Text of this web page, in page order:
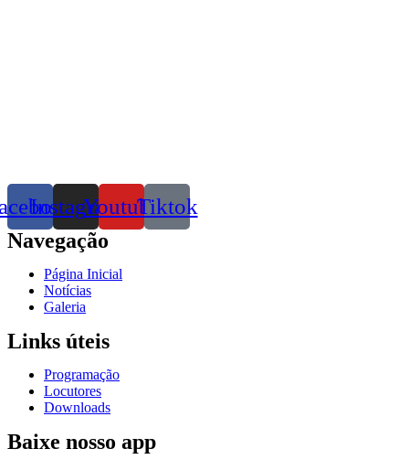
InstagramYoutubeTiktok
Navegação
Página Inicial
Notícias
Galeria
Links úteis
Programação
Locutores
Downloads
Baixe nosso app